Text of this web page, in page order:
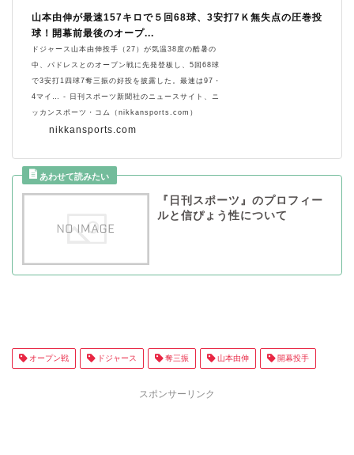
nikkansports.com
山本由伸が最速157キロで５回68球、3安打7Ｋ無失点の圧巻投
球！開幕前最後のオープ...
ドジャース山本由伸投手（27）が気温38度の酷暑の
中、パドレスとのオープン戦に先発登板し、5回68球
で3安打1四球7奪三振の好投を披露した。最速は97・
4マイ… - 日刊スポーツ新聞社のニュースサイト、ニ
ッカンスポーツ・コム（nikkansports.com）
『日刊スポーツ』のプロフィー
ルと信ぴょう性について
オープン戦 ドジャース 奪三振 山本由伸 開幕投手
スポンサーリンク